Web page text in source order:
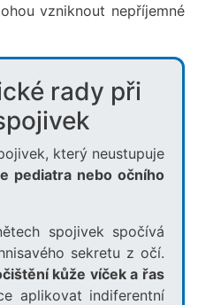
vzniknout nepříjemné
rady při
který neustupuje
pediatra nebo očního
spojivek spočívá
sekretu z očí.
kůže víček a řas
aplikovat indiferentní